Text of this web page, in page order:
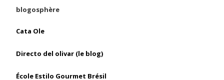
blogosphère
Cata Ole
Directo del olivar (le blog)
École Estilo Gourmet Brésil